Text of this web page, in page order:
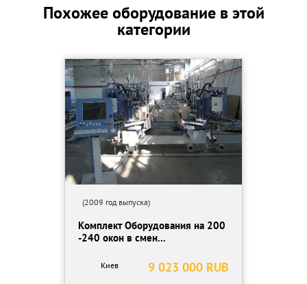
1. Окрасочная камера (камера порошковой окраски);
2. Печь полимеризации (камера полимеризации);
4. Транспортная система.
=========================================
Цена указана ЗА ВЕСЬ КОМПЛЕКТ!
Рыночная стоимость всей линии более 1 млн. руб.!
=========================================
Оборудование расположено в Верхней Салде, Свердловская
область. Подключено для проверки.
Любая форма оплаты. Торг при осмотре.
Похожее оборудование в этой
категории
(2009 год выпуска)
Комплект Оборудования на 200
-240 окон в смен...
9 023 000 RUB
Киев